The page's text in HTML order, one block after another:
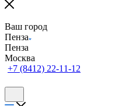
Ваш город
Пенза
Пенза
Москва
+7 (8412) 22-11-12